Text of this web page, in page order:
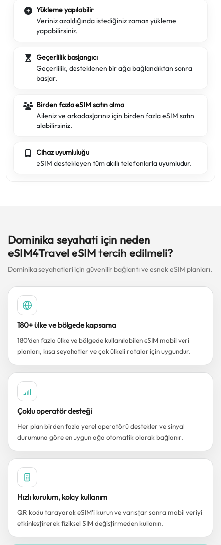
Yükleme yapılabilir
Veriniz azaldığında istediğiniz zaman yükleme
yapabilirsiniz.
Geçerlilik başlangıcı
Geçerlilik, desteklenen bir ağa bağlandıktan sonra
başlar.
Birden fazla eSIM satın alma
Aileniz ve arkadaşlarınız için birden fazla eSIM satın
alabilirsiniz.
Cihaz uyumluluğu
eSIM destekleyen tüm akıllı telefonlarla uyumludur.
Dominika seyahati için neden
eSIM4Travel eSIM tercih edilmeli?
Dominika seyahatleri için güvenilir bağlantı ve esnek eSIM planları.
180+ ülke ve bölgede kapsama
180’den fazla ülke ve bölgede kullanılabilen eSIM mobil veri
planları, kısa seyahatler ve çok ülkeli rotalar için uygundur.
Çoklu operatör desteği
Her plan birden fazla yerel operatörü destekler ve sinyal
durumuna göre en uygun ağa otomatik olarak bağlanır.
Hızlı kurulum, kolay kullanım
QR kodu tarayarak eSIM’i kurun ve varıştan sonra mobil veriyi
etkinleştirerek fiziksel SIM değiştirmeden kullanın.